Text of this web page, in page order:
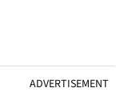
ADVERTISEMENT